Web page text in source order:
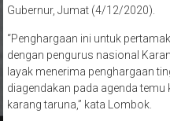
Gubernur, Jumat (4/12/2020).
“Penghargaan ini untuk
dengan pengurus nasional
layak menerima penghargaan
diagendakan pada agenda
karang taruna,” kata Lombok.